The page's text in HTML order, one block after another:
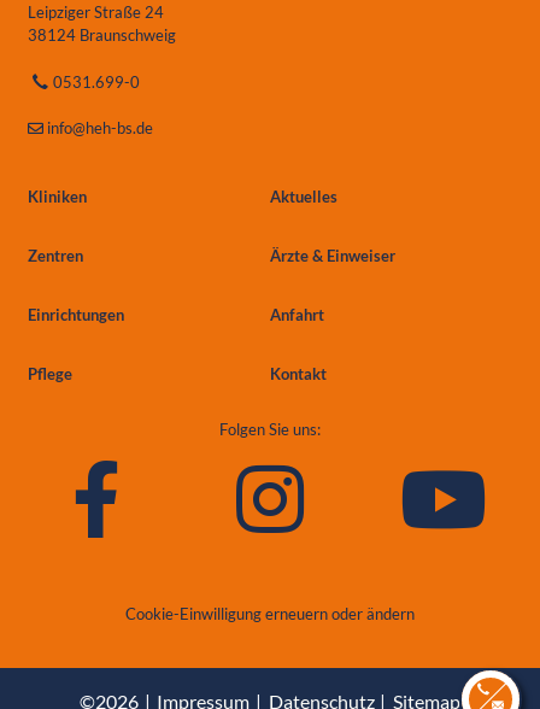
Leipziger Straße 24
38124 Braunschweig
0531.699-0
info@heh-bs.de
Kliniken Aktuelles
Zentren Ärzte & Einweiser
Einrichtungen Anfahrt
Pflege Kontakt
Folgen Sie uns:
Cookie-Einwilligung erneuern oder ändern
©2026 Impressum Datenschutz Sitemap